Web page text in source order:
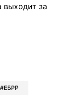
за
Viber
в Whatsapp
в Messenger
в LinkedIn
ЕБРР